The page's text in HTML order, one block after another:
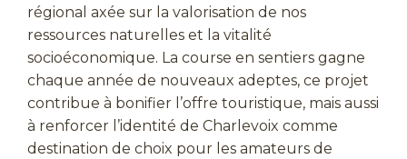
régional axée sur la valorisation de nos
ressources naturelles et la vitalité
socioéconomique. La course en sentiers gagne
chaque année de nouveaux adeptes, ce projet
contribue à bonifier l’offre touristique, mais aussi
à renforcer l’identité de Charlevoix comme
destination de choix pour les amateurs de